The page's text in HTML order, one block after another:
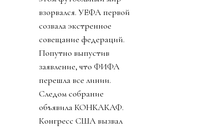
термин
«прихватизация».
Именно ей, на мой
взгляд, и стала
предложенная
инициатива FFE.
День 2. Ничего не
подозревавший обо всем
этом футбольный мир